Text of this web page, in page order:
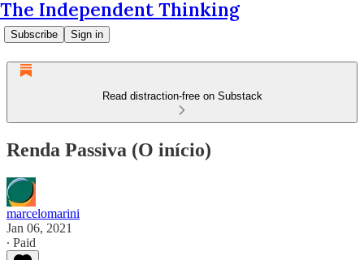
The Independent Thinking
Subscribe Sign in
Read distraction-free on Substack
Renda Passiva (O início)
marcelomarini
Jan 06, 2021
∙ Paid